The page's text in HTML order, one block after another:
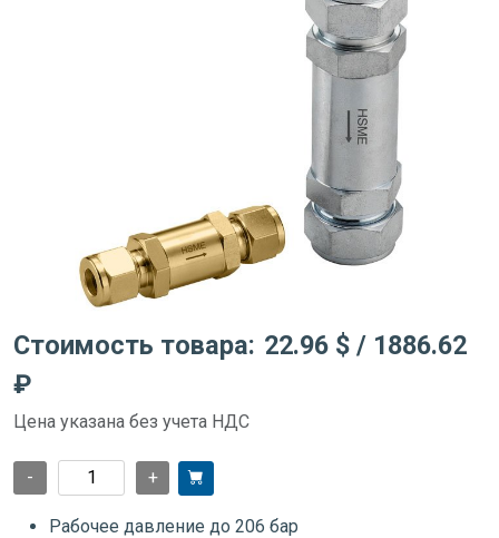
Стоимость товара: 22.96 $ / 1886.62
₽
Цена указана без учета НДС
- +
Рабочее давление до 206 бар